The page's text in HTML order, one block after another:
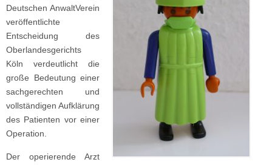
Deutschen AnwaltVerein
veröffentlichte
Entscheidung des
Oberlandesgerichts
Köln verdeutlicht die
große Bedeutung einer
sachgerechten und
vollständigen Aufklärung
des Patienten vor einer
Operation.
Der operierende Arzt